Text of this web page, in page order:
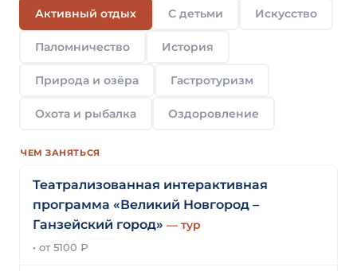
Активный отдых С детьми Искусство
Паломничество История
Природа и озёра Гастротуризм
Охота и рыбалка Оздоровление
ЧЕМ ЗАНЯТЬСЯ
Театрализованная интерактивная
программа «Великий Новгород –
Ганзейский город» — тур
· от 5100 ₽